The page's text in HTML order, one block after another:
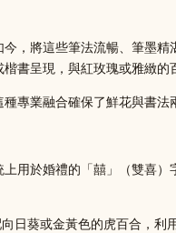
，將這些筆法流暢、筆墨
書呈現，與紅玫瑰或雅緻的
業融合確保了鮮花與書法
用於婚禮的「囍」（雙喜
葵或金黃色的虎百合，